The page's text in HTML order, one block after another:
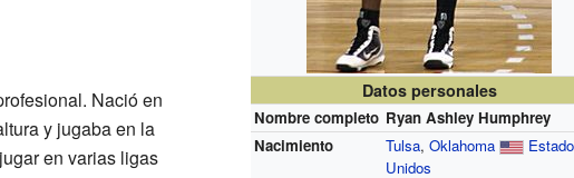
Datos personales
Nombre completo Ryan Ashley Humphrey
Nacimiento
Tulsa,Oklahoma
Unidos
Nació en
y jugaba en la
en varias ligas